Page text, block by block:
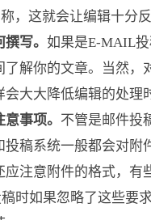
，这就会让编辑十分
写。 如果是E-MAIL
了解你的文章。当然
大大降低编辑的处理
事项。 不管是邮件投
投稿系统一般都会对
注意附件的格式，有
时如果忽略了这些要